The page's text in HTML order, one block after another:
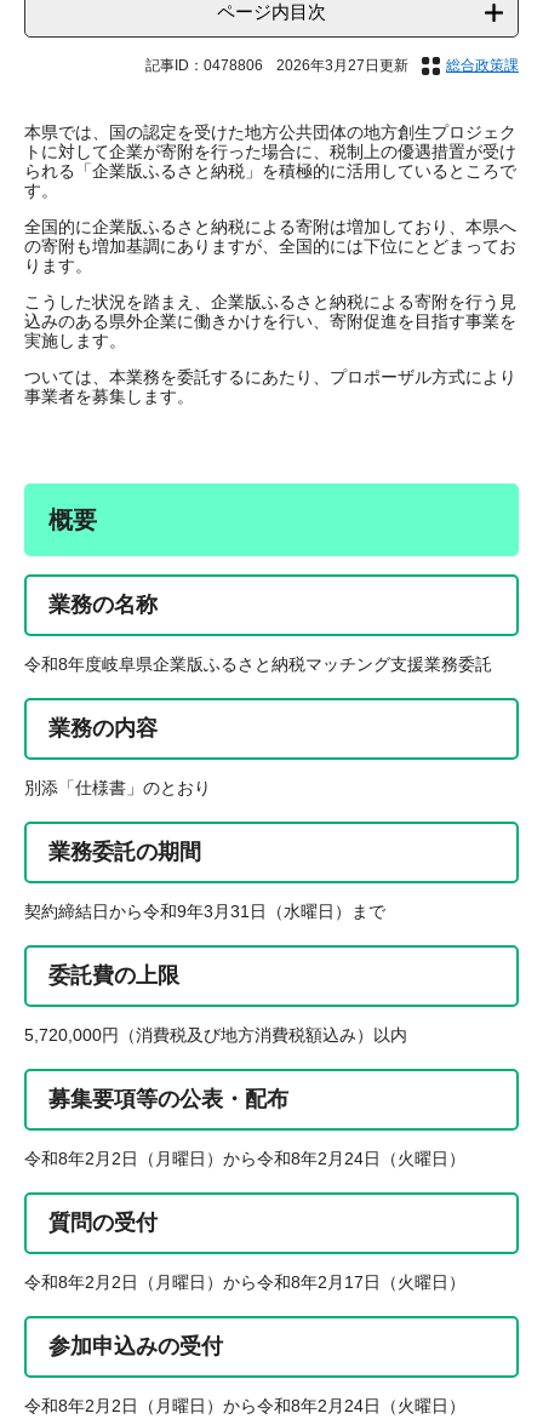
ページ内目次
記事ID：0478806 2026年3月27日更新 総合政策課
​本県では、国の認定を受けた地方公共団体の地方創生プロジェク
トに対して企業が寄附を行った場合に、税制上の優遇措置が受け
られる「企業版ふるさと納税」を積極的に活用しているところで
す。
全国的に企業版ふるさと納税による寄附は増加しており、本県へ
の寄附も増加基調にありますが、全国的には下位にとどまってお
ります。
こうした状況を踏まえ、企業版ふるさと納税による寄附を行う見
込みのある県外企業に働きかけを行い、寄附促進を目指す事業を
実施します。
ついては、本業務を委託するにあたり、プロポーザル方式により
事業者を募集します。
概要
業務の名称
令和8年度岐阜県企業版ふるさと納税マッチング支援業務委託
業務の内容
別添「仕様書」のとおり
業務委託の期間
契約締結日から令和9年3月31日（水曜日）まで
委託費の上限
5,720,000円（消費税及び地方消費税額込み）以内
募集要項等の公表・配布
令和8年2月2日（月曜日）から令和8年2月24日（火曜日）
質問の受付
令和8年2月2日（月曜日）から令和8年2月17日（火曜日）
参加申込みの受付
令和8年2月2日（月曜日）から令和8年2月24日（火曜日）